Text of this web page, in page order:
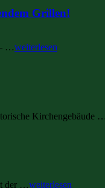
Grillen!
…weiterlesen
Kirchengebäude …
der …weiterlesen